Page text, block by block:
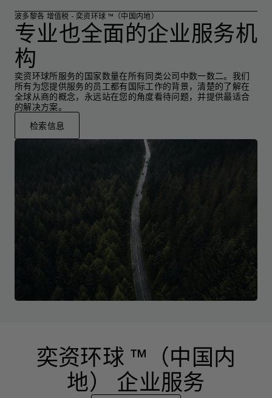
波多黎各 增值税 - 奕资环球 ™（中国内地）
专业也全面的企业服务机
构
奕资环球所服务的国家数量在所有同类公司中数一数二。我们
所有为您提供服务的员工都有国际工作的背景，清楚的了解在
全球从商的概念，永远站在您的角度看待问题，并提供最适合
的解决方案。
检索信息
奕资环球 ™（中国内
地） 企业服务